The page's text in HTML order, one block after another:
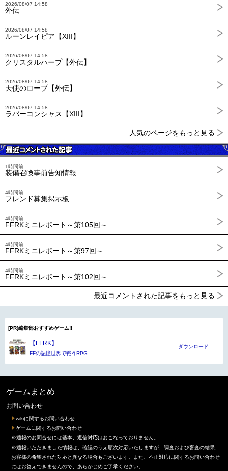
2026/08/07 14:58
外伝
2026/08/07 14:58
ルーンレイピア【XIII】
2026/08/07 14:58
クリスタルハープ【外伝】
2026/08/07 14:58
天使のローブ【外伝】
2026/08/07 14:58
ラバーコンシャス【XIII】
人気のページをもっと見る
1時間前
装備召喚事前告知情報
4時間前
フレンド募集掲示板
4時間前
FFRKミニレポート～第105回～
4時間前
FFRKミニレポート～第97回～
4時間前
FFRKミニレポート～第102回～
最近コメントされた記事をもっと見る
[PR]編集部おすすめゲーム!!
【FFRK】
FFの記憶世界で戦うRPG
ダウンロード
ゲームまとめ
お問い合わせ
wikiに関するお問い合わせ
ゲームに関するお問い合わせ
※通報のお問合せには基本、返信対応はおこなっておりません。
※通報いただきました情報は、確認のうえ順次対応いたしますが、調査および審査の結果、
お客様の希望された対応と異なる場合もございます。また、不正対応に関するお問い合わせ
にはお答えできませんので、あらかじめご了承ください。